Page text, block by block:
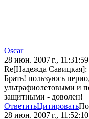
Oscar
28 июн. 2007 г., 11:31:59
Re[Надежда Савицкая]:
Брать! пользуюсь
ультрафиолетовыми и
защитными - доволен!
ОтветитьЦитировать
28 июн. 2007 г., 11:52:10